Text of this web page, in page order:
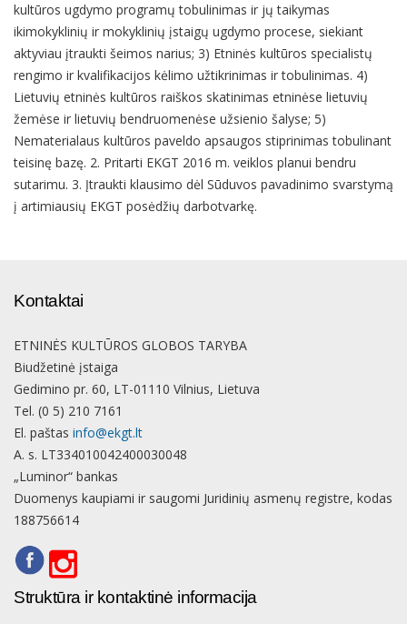
kultūros ugdymo programų tobulinimas ir jų taikymas
ikimokyklinių ir mokyklinių įstaigų ugdymo procese, siekiant
aktyviau įtraukti šeimos narius; 3) Etninės kultūros specialistų
rengimo ir kvalifikacijos kėlimo užtikrinimas ir tobulinimas. 4)
Lietuvių etninės kultūros raiškos skatinimas etninėse lietuvių
žemėse ir lietuvių bendruomenėse užsienio šalyse; 5)
Nematerialaus kultūros paveldo apsaugos stiprinimas tobulinant
teisinę bazę. 2. Pritarti EKGT 2016 m. veiklos planui bendru
sutarimu. 3. Įtraukti klausimo dėl Sūduvos pavadinimo svarstymą
į artimiausių EKGT posėdžių darbotvarkę.
Kontaktai
ETNINĖS KULTŪROS GLOBOS TARYBA
Biudžetinė įstaiga
Gedimino pr. 60, LT-01110 Vilnius, Lietuva
Tel. (0 5) 210 7161
El. paštas info@ekgt.lt
A. s. LT334010042400030048
„Luminor“ bankas
Duomenys kaupiami ir saugomi Juridinių asmenų registre, kodas
188756614
Struktūra ir kontaktinė informacija